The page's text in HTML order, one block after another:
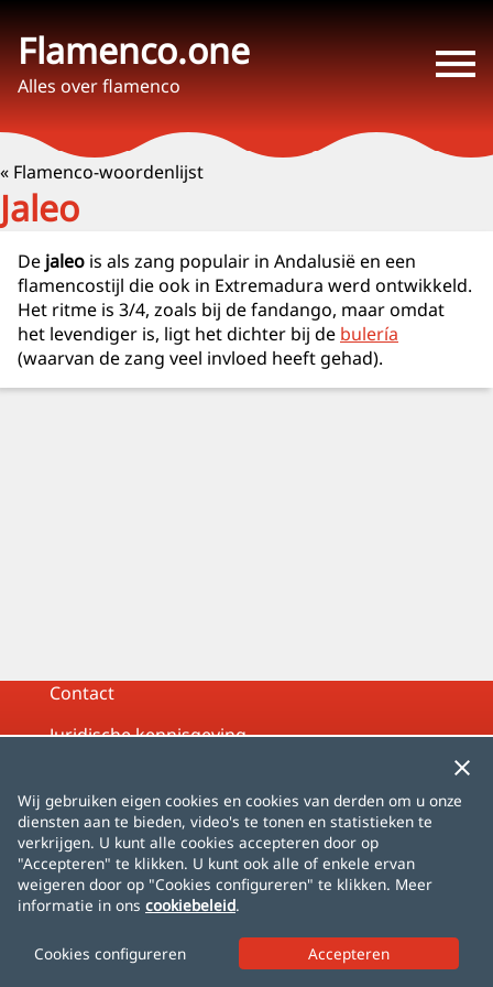
Flamenco.one
Alles over flamenco
« Flamenco-woordenlijst
Jaleo
De jaleo is als zang populair in Andalusië en een
flamencostijl die ook in Extremadura werd ontwikkeld.
Het ritme is 3/4, zoals bij de fandango, maar omdat
het levendiger is, ligt het dichter bij de bulería
(waarvan de zang veel invloed heeft gehad).
Contact
Juridische kennisgeving
Cookiebeleid
Sitemap
ItalianoPortuguêsčeštinadanskNederlands
norskpolskiromână 日本語한국어Türkçe
AlhambraDeGranada.org InSpain.org
Wij gebruiken eigen cookies en cookies van derden om u onze
diensten aan te bieden, video's te tonen en statistieken te
verkrijgen. U kunt alle cookies accepteren door op
"Accepteren" te klikken. U kunt ook alle of enkele ervan
weigeren door op "Cookies configureren" te klikken. Meer
informatie in ons cookiebeleid.
Cookies configureren